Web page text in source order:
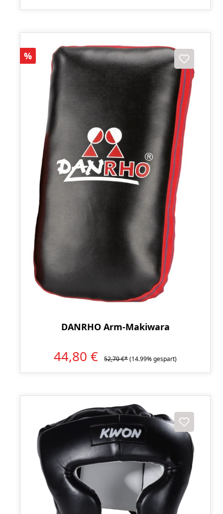
Rabatt
%
DANRHO Arm-Makiwara
44,80 € 52,70 €*(14.99% gespart)